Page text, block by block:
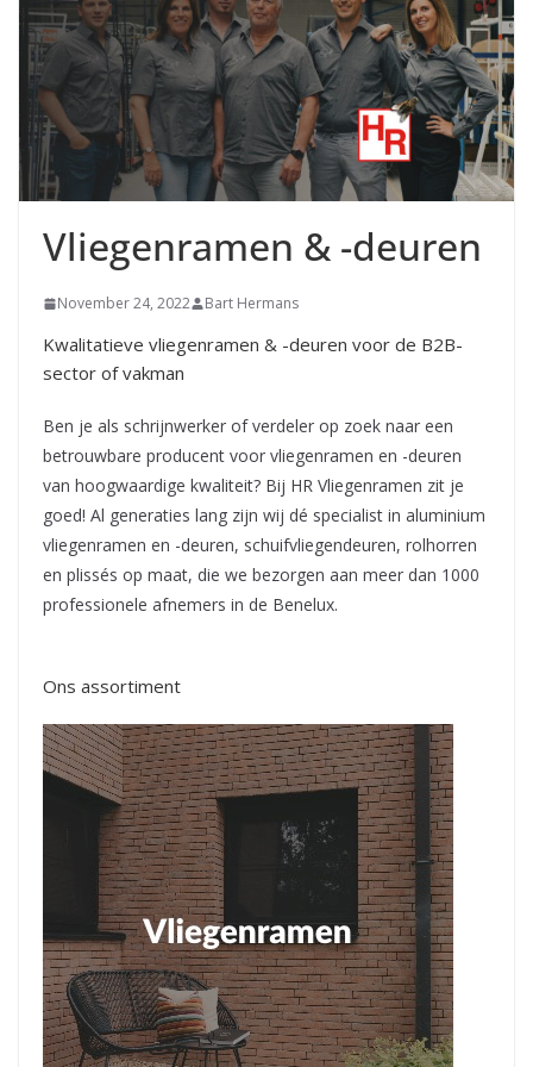
Vliegenramen & -deuren
November 24, 2022 Bart Hermans
Kwalitatieve vliegenramen & -deuren voor de B2B-
sector of vakman
Ben je als schrijnwerker of verdeler op zoek naar een
betrouwbare producent voor vliegenramen en -deuren
van hoogwaardige kwaliteit? Bij HR Vliegenramen zit je
goed! Al generaties lang zijn wij dé specialist in aluminium
vliegenramen en -deuren, schuifvliegendeuren, rolhorren
en plissés op maat, die we bezorgen aan meer dan 1000
professionele afnemers in de Benelux.
Ons assortiment